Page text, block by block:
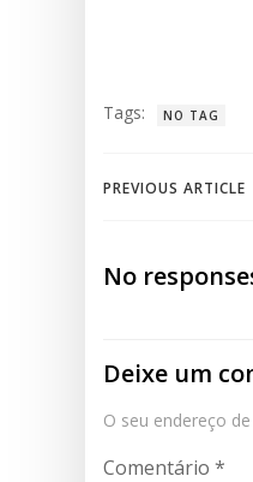
Tags: NO TAG
Post
PREVIOUS ARTICLE
No
Deixe um
O seu endereço
Comentário *